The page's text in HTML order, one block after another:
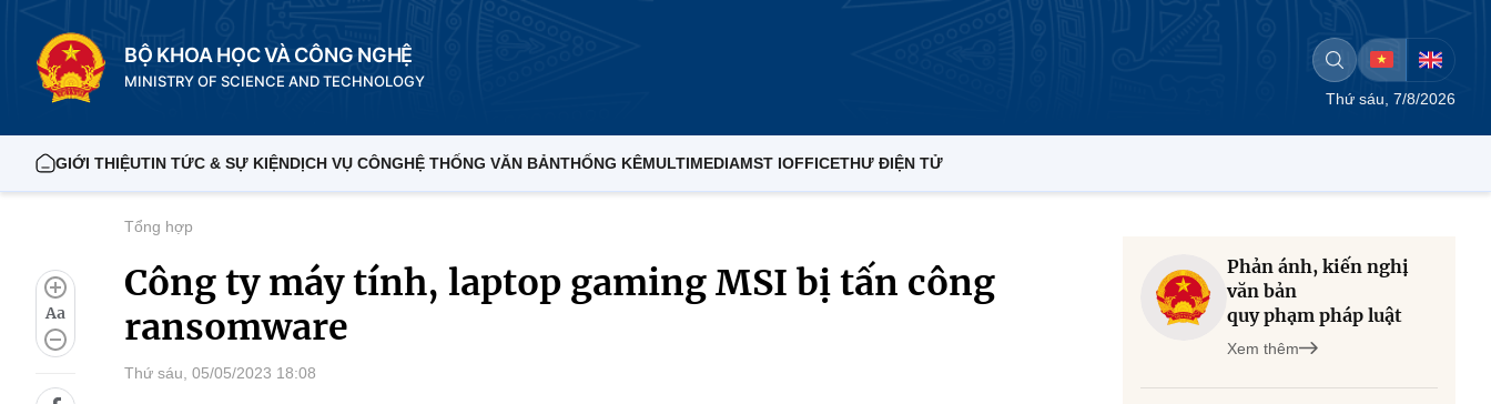
BỘ KHOA HỌC VÀ CÔNG NGHỆ
MINISTRY OF SCIENCE AND TECHNOLOGY
Thứ sáu, 7/8/2026
GIỚI THIỆUTIN TỨC & SỰ KIỆNDỊCH VỤ CÔNGHỆ THỐNG VĂN BẢNTHỐNG KÊMULTIMEDIAMST IOFFICETHƯ ĐIỆN TỬ
Aa
Tổng hợp
Công ty máy tính, laptop gaming MSI bị tấn công
ransomware
Thứ sáu, 05/05/2023 18:08
Phản ánh, kiến nghị
văn bản
quy phạm pháp luật
Xem thêm